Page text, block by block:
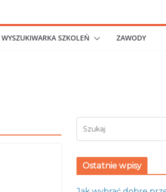
WYSZUKIWARKA SZKOLEŃ ZAWODY
Ostatnie wpisy